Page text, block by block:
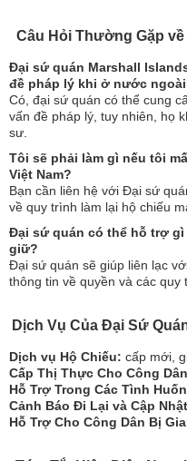
Câu Hỏi Thường Gặp
Đại sứ quán Marshall
đề pháp lý khi ở nước
Có, đại sứ quán có thể cung
vấn đề pháp lý, tuy nhiên, họ
sư.
Tôi sẽ phải làm gì nếu tôi
Việt Nam?
Bạn cần liên hệ với Đại sứ
về quy trình làm lại hộ chiếu
Đại sứ quán có thể hỗ trợ
giữ?
Đại sứ quán sẽ giúp liên lạc
thông tin về quyền và các quy
Dịch Vụ Của Đại Sứ
Dịch vụ Hộ Chiếu: cấp mới,
Cấp Thị Thực Cho Công
Hỗ Trợ Trong Các Tình
Cảnh Báo Đi Lại và Cập
Hỗ Trợ Cho Công Dân Bị